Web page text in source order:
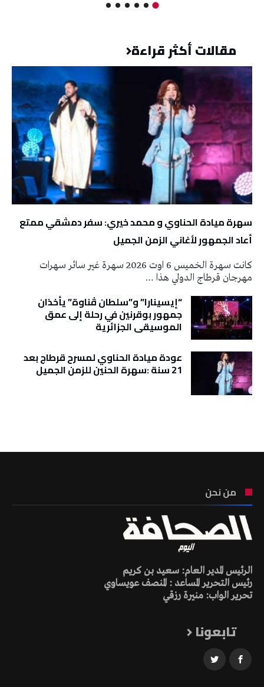
مقالات أكثر قراءة
سهرة ميادة الحناوي و محمد خيري: سفر دمشقي ممتع
أعاد الجمهور لأغاني الزمن الجميل
كانت سهرة الخميس 6 اوت 2026 سهرة غير سائر سهرات
مهرجان قرطاج الدولي هذا …
“إيسينارا” و”سلطان ڤناوة” يأخذان
جمهور بوقرنين في رحلة إلى عمق
الموسيقى الجزائرية
عودة ميادة الحناوي لمسرح قرطاج بعد
21 سنة :سهرة الحنين للزمن الجميل
من نحن
الرئيس المدير العام: سعيد بن كريم
رئيس التحرير المساعد : المنصف عويساوي
تحرير الواب: منيرة رزقي
تابعونا